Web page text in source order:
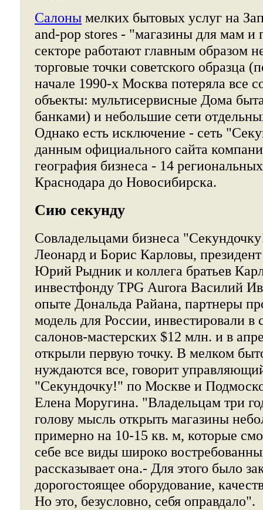
Салоны мелких бытовых услуг на
and-pop stores - "магазины для мам и
секторе работают главным образом
торговые точки советского образца
начале 1990-х Москва потеряла все
объекты: мультисервисные Дома
банками) и небольшие сети
Однако есть исключение - сеть
данным официального сайта
география бизнеса - 14
Краснодара до Новосибирска.
Сию секунду
Совладельцами бизнеса
Леонард и Борис Карловы,
Юрий Рыдник и коллега братьев
инвестфонду TPG Aurora Василий
опыте Дональда Райана, партнеры
модель для России, инвестировали в
салонов-мастерских $12 млн. и в
открыли первую точку. В мелком
нуждаются все, говорит
"Секундочку!" по Москве и
Елена Моругина. "Владельцам три
голову мысль открыть магазины
примерно на 10-15 кв. м, которые
себе все виды широко
рассказывает она.- Для этого было
дорогостоящее оборудование,
Но это, безусловно, себя оправдало".